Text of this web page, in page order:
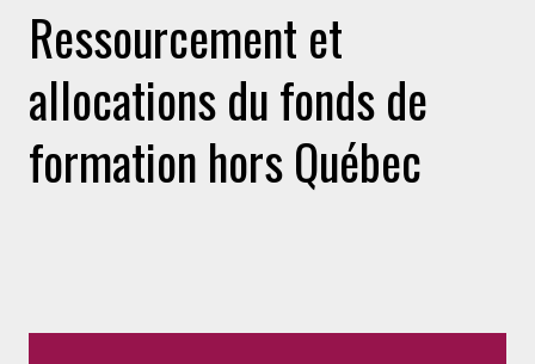
Ressourcement et
allocations du fonds de
formation hors Québec